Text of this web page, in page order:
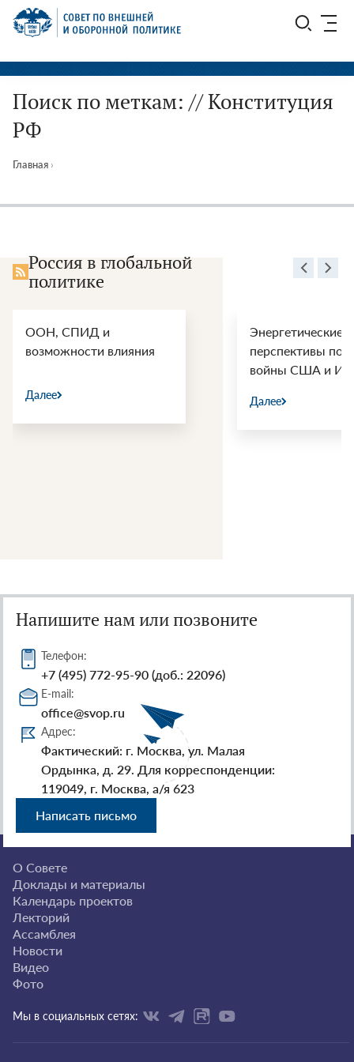
Перейти
СВОП
Поиск по меткам: // Конституция
РФ
Главная ›
Россия в глобальной
политике
ООН, СПИД и
возможности влияния
Далее
Энергетические
перспективы
войны США и
Далее
Напишите нам или позвоните
Телефон:
+7 (495) 772-95-90 (доб.: 22096)
E-mail:
office@svop.ru
Адрес:
Фактический: г. Москва, ул. Малая
Ордынка, д. 29. Для корреспонденции:
119049, г. Москва, а/я 623
Написать письмо
О Совете
Доклады и материалы
Календарь проектов
Лекторий
Ассамблея
Новости
Видео
Фото
Мы в социальных сетях: